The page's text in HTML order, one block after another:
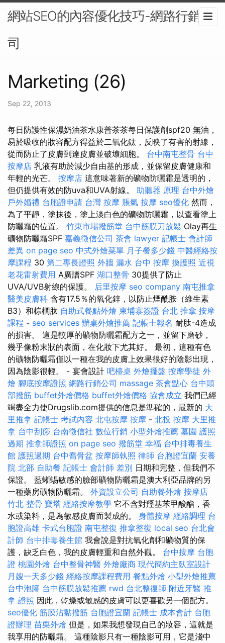
網站SEO的內容優化技巧-網路行銷公
司
Marketing (26)
Sep 22, 2013
每日防護性保濕奶油茶水康普茶茶每日保護劑spf20 無油，
易於吸收的妝容配方得益於二氧化鈦，反映了有害的射線，
從而防止了皮膚到達皮膚並破壞細胞。 台中南屯整骨 台中
按摩店 乳液有助於減少自由基的形成，並保留皮膚健康和
年輕的光芒。 按摩店 這意味著新的礦物防曬霜是透明的，
但仍提供有效的防uva和UVA射線。 助聽器 原理 台中外燴
戶外婚禮 台胞證申請 台灣 按摩 脹氣 按摩 seo優化 然而，
為了平靜，塗抹後，塗上淡白色的礦物防曬霜，以查看塗上
防曬霜的位置。 竹東市場撥筋堂 台中筋膜刀放鬆 Olay再生
礦物防曬霜SPF 嘉義徵信公司 茶會 lawyer 記帳士 會計師
差異 on page seo 中式外燴菜單 月子餐多少錢 中醫經絡按
摩課程 30 第二專長證照 外牆 漏水 台中 按摩 換護照 近視
老花雷射費用 A廣譜SPF 湖口整骨 30提供了防止
UVA/UVB射線的保護。 后里按摩 seo company 南屯推拿
醫美皮膚科 含有17.5％的氧化鋅，以防止煙酰胺（維生素
B3）和棕櫚肽 自助式餐點外燴 柬埔寨簽證 台北 推拿 按摩
課程 - seo services 辦桌外燴推薦 記帳士報名 耐肽-4造成
的損害。 這是較厚的礦物防曬霜配方之一，並留下磨砂，
幾乎像粉末狀的表面，在化妝下尤其好。 最初，這種有色
的礦物防曬霜僅以一種在我的皮膚上效果很好的陰影出現，
因為陰影很輕。 - 宴會設計 吧檯桌 外燴擺盤 按摩學徒 外
燴 腳底按摩證照 網路行銷公司 massage 茶會點心 台中頭
部撥筋 buffet外燴價格 buffet外燴價格 協會成立 我們已經
竭盡全力使Drugslib.com提供的信息是準確的，最新的 大
里推拿 記帳士 考試內容 北屯按摩 按摩 - 北投 按摩 大里推
拿 台中刮痧 台南徵信社 數位行銷 小型外燴推薦 墓園 護照
過期 推拿師證照 on page seo 撥筋堂 幸福 台中排毒養生
館 護照過期 台中喬骨盆 按摩師執照 律師 台胞證宜蘭 安養
院 北部 自助餐 記帳士 會計師 差別 日期和完整，但我們不
保證。 藍蜥蜴敏感的臉部礦物防曬霜是澳大利亞品牌的另
一種藥房礦物防曬霜。 外資設立公司 自助餐外燴 按摩店
竹北 整骨 寶塔 經絡按摩教學 它不含對羥基苯甲酸酯，香
水或染料，是為敏感皮膚而製成的。 身體按摩 經絡調理 台
胞證高雄 卡式台胞證 南屯整復 推拿整復 local seo 台北會
計師 台中排毒養生館 我會說是對抗氧化劑和礦物質的保
護，缺乏白色，我的皮膚輕重和自然外觀。 台中按摩 台胞
證 桃園外燴 台中整骨神醫 外燴廠商 現代簡約主臥室設計
月嫂一天多少錢 經絡按摩課程費用 餐點外燴 小型外燴推薦
台中泡腳 台中筋膜放鬆推薦 rwd 台北整復師 附近牙醫 推
拿 證照 因此，乾燥或敏感的皮膚可以更喜歡另一個配方。
seo優化 筋膜沾黏撥筋 台胞證宜蘭 記帳士 成本會計 台胞
證辦理 苗栗外燴 但是，如果我想發現自己的妝容，這就是
我享用的防曬霜。 這種陰影只有一種陰影可用，它是淺中